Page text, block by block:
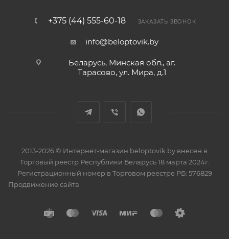
+375 (44) 555-60-18 ЗАКАЗАТЬ ЗВОНОК
info@beloptovik.by
Беларусь, Минская обл., аг.
Тарасово, ул. Мира, д.1
2013-2026 © Интернет-магазин beloptovik.by внесен в
Торговый реестр Республики Беларусь 18 марта 2024г.
Регистрационный номер в Торговом реестре РБ: 576829
Продвижение сайта